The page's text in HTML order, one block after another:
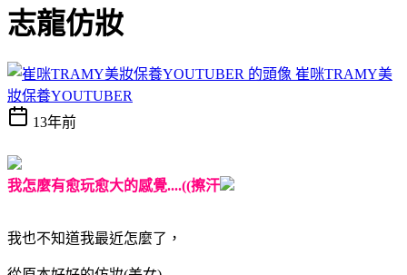
志龍仿妝
崔咪TRAMY美
妝保養YOUTUBER
13年前
我怎麼有愈玩愈大的感覺....((擦汗
我也不知道我最近怎麼了，